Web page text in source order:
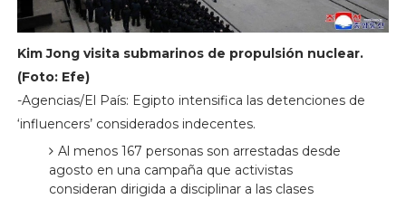
Kim Jong visita submarinos de propulsión nuclear.
(Foto: Efe)
-Agencias/El País: Egipto intensifica las detenciones de
‘influencers’ considerados indecentes.
Al menos 167 personas son arrestadas desde
agosto en una campaña que activistas
consideran dirigida a disciplinar a las clases